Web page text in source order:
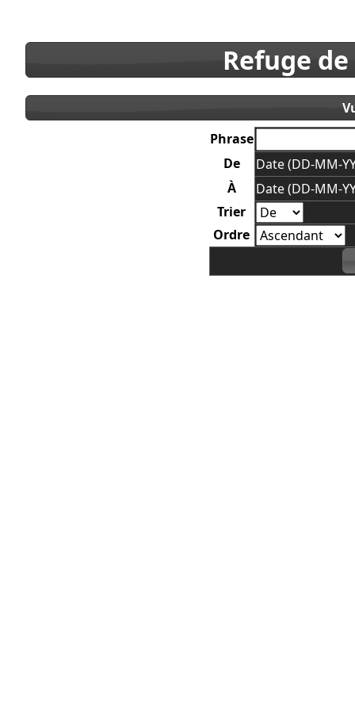
Refuge
Phrase
De
Date (DD-MM-
À
Date (DD-MM-
Trier
Ordre